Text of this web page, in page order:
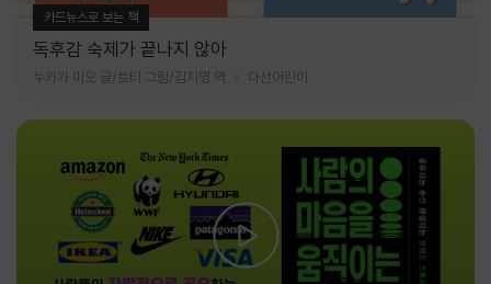
카드뉴스로 보는 책
독후감 숙제가 끝나지 않아
누카가 미오 글/토티 그림/김지영 역 다산어린이